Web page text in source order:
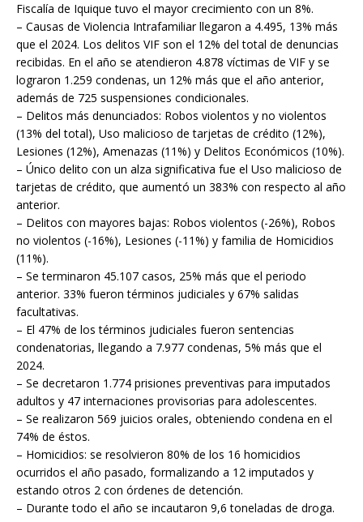
Fiscalía de Iquique tuvo el mayor crecimiento con un 8%.
– Causas de Violencia Intrafamiliar llegaron a 4.495, 13% más
que el 2024. Los delitos VIF son el 12% del total de denuncias
recibidas. En el año se atendieron 4.878 víctimas de VIF y se
lograron 1.259 condenas, un 12% más que el año anterior,
además de 725 suspensiones condicionales.
– Delitos más denunciados: Robos violentos y no violentos
(13% del total), Uso malicioso de tarjetas de crédito (12%),
Lesiones (12%), Amenazas (11%) y Delitos Económicos (10%).
– Único delito con un alza significativa fue el Uso malicioso de
tarjetas de crédito, que aumentó un 383% con respecto al año
anterior.
– Delitos con mayores bajas: Robos violentos (-26%), Robos
no violentos (-16%), Lesiones (-11%) y familia de Homicidios
(11%).
– Se terminaron 45.107 casos, 25% más que el periodo
anterior. 33% fueron términos judiciales y 67% salidas
facultativas.
– El 47% de los términos judiciales fueron sentencias
condenatorias, llegando a 7.977 condenas, 5% más que el
2024.
– Se decretaron 1.774 prisiones preventivas para imputados
adultos y 47 internaciones provisorias para adolescentes.
– Se realizaron 569 juicios orales, obteniendo condena en el
74% de éstos.
– Homicidios: se resolvieron 80% de los 16 homicidios
ocurridos el año pasado, formalizando a 12 imputados y
estando otros 2 con órdenes de detención.
– Durante todo el año se incautaron 9,6 toneladas de droga.